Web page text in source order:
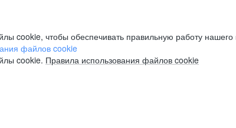
cookie, чтобы обеспечивать правильную работу нашего
файлов cookie
cookie. Правила использования файлов cookie